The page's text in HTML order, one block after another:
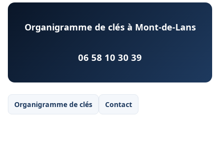
Organigramme de clés à Mont-de-Lans
06 58 10 30 39
Organigramme de clés Contact